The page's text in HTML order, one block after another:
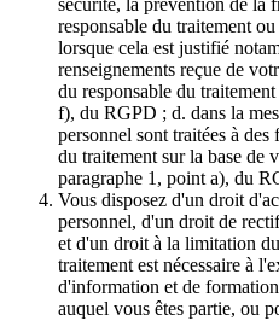
sécurité, la prévention de la
responsable du traitement
lorsque cela est justifié
renseignements reçue de
du responsable du
f), du RGPD ; d. dans la
personnel sont traitées à
du traitement sur la base de
paragraphe 1, point a), du
Vous disposez d'un droit
personnel, d'un droit de
et d'un droit à la limitation
traitement est nécessaire à
d'information et de
auquel vous êtes partie, ou